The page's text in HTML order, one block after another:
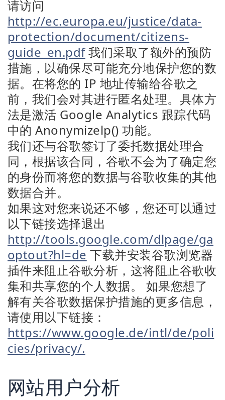
请访问
http://ec.europa.eu/justice/data-
protection/document/citizens-
guide_en.pdf我们采取了额外的预防
措施，以确保尽可能充分地保护您的数
据。在将您的 IP 地址传输给谷歌之
前，我们会对其进行匿名处理。具体方
法是激活 Google Analytics 跟踪代码
中的 Anonymizelp() 功能。
我们还与谷歌签订了委托数据处理合
同，根据该合同，谷歌不会为了确定您
的身份而将您的数据与谷歌收集的其他
数据合并。
如果这对您来说还不够，您还可以通过
以下链接选择退出
http://tools.google.com/dlpage/ga
optout?hl=de 下载并安装谷歌浏览器
插件来阻止谷歌分析，这将阻止谷歌收
集和共享您的个人数据。 如果您想了
解有关谷歌数据保护措施的更多信息，
请使用以下链接：
https://www.google.de/intl/de/poli
cies/privacy/.
网站用户分析